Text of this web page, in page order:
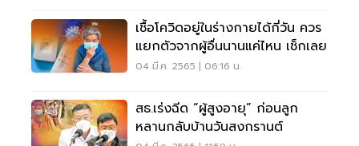
เชื้อโควิดอยู่ในร่างกายได้กี่วัน ควร
แยกตัวจากผู้อื่นนานแค่ไหน เช็กเลย
04 มี.ค. 2565 | 06:16 น.
สธ.เร่งฉีด “ผู้สูงอายุ” ก่อนลูก
หลานกลับบ้านวันสงกรานต์